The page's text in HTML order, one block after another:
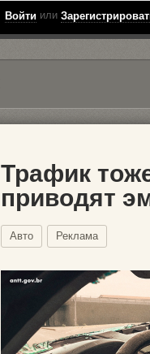
Войти или
1
Трафик
приводят
Авто Реклама